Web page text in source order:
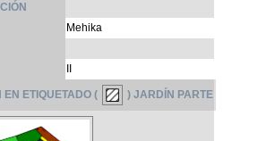
Mehika
ETIQUETADO ( ) JARDÍN PARTE